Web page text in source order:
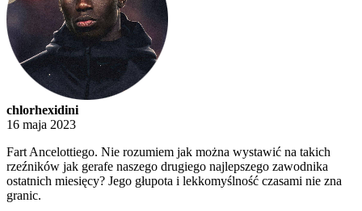
chlorhexidini
16 maja 2023
Fart Ancelottiego. Nie rozumiem jak można wystawić na takich
rzeźników jak gerafe naszego drugiego najlepszego zawodnika
ostatnich miesięcy? Jego głupota i lekkomyślność czasami nie zna
granic.